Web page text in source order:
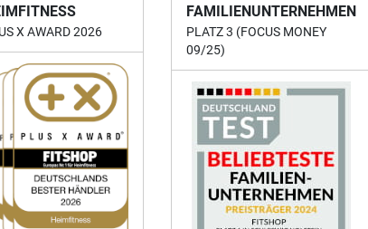
X AWARD 2026
FAMILIENUNTERNEHMEN
PLATZ 3 (FOCUS MONEY
09/25)